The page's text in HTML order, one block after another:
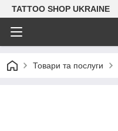
TATTOO SHOP UKRAINE
Товари та послуги